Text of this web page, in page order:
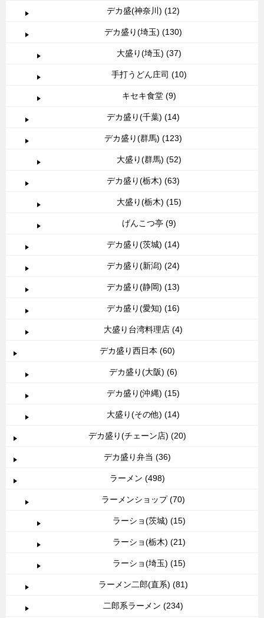
デカ盛(神奈川) (12)
デカ盛り(埼玉) (130)
大盛り(埼玉) (37)
手打うどん庄司 (10)
キセキ食堂 (9)
デカ盛り(千葉) (14)
デカ盛り(群馬) (123)
大盛り(群馬) (52)
デカ盛り(栃木) (63)
大盛り(栃木) (15)
げんこつ亭 (9)
デカ盛り(茨城) (14)
デカ盛り(新潟) (24)
デカ盛り(静岡) (13)
デカ盛り(愛知) (16)
大盛り台湾料理店 (4)
デカ盛り西日本 (60)
デカ盛り(大阪) (6)
デカ盛り(沖縄) (15)
大盛り(その他) (14)
デカ盛り(チェーン店) (20)
デカ盛り弁当 (36)
ラーメン (498)
ラーメンショップ (70)
ラーショ(茨城) (15)
ラーショ(栃木) (21)
ラーショ(埼玉) (15)
ラーメン二郎(直系) (81)
二郎系ラーメン (234)